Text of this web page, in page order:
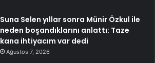
Suna Selen yıllar sonra Münir Özkul ile
neden boşandıklarını anlattı: Taze
kana ihtiyacım var dedi
Ağustos 7, 2026